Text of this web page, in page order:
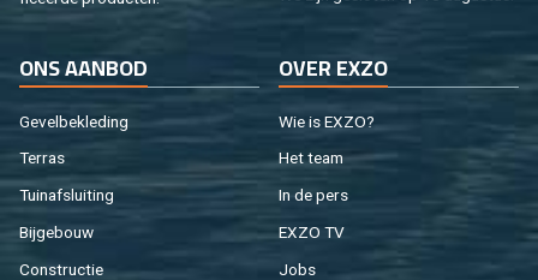
ONS AAN­BOD
Ge­vel­be­kle­ding
Ter­ras
Tuin­af­slui­ting
Bij­ge­bouw
Con­struc­tie
OVER EXZO
Wie is EXZO?
Het team
In de pers
EXZO TV
Jobs